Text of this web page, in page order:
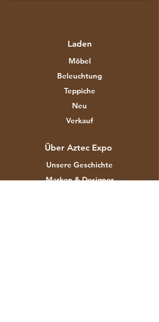
Laden
Möbel
Beleuchtung
Teppiche
Neu
Verkauf
Über Aztec Expo
Unsere Geschichte
Marken & Designer